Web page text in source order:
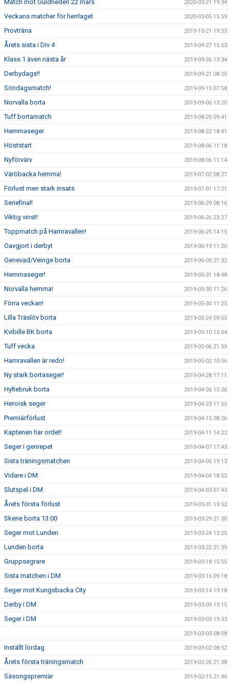
Match mot Guldheden 22 mars 2020-03-21 19:34
Veckans matcher för herrlaget 2020-03-05 15:59
Provträna 2019-10-21 19:53
Årets sista i Div 4 2019-09-27 15:53
Klass 1 även nästa år 2019-09-26 13:34
Derbydags!! 2019-09-21 08:25
Söndagsmatch! 2019-09-15 07:58
Norvalla borta 2019-09-06 13:20
Tuff bortamatch 2019-08-25 09:41
Hemmaseger 2019-08-22 18:41
Höststart 2019-08-06 11:18
Nyförvärv 2019-08-06 11:14
Väröbacka hemma! 2019-07-02 08:27
Förlust men stark insats 2019-07-01 17:21
Seriefinal! 2019-06-29 08:16
Viktig vinst! 2019-06-26 23:27
Toppmatch på Hamravallen! 2019-06-25 14:15
Oavgjort i derbyt 2019-06-19 11:20
Genevad/Veinge borta 2019-06-05 21:32
Hemmaseger! 2019-05-31 18:48
Norvalla hemma! 2019-05-30 11:26
Förra veckan! 2019-05-30 11:25
Lilla Träslöv borta 2019-05-24 09:55
Kvibille BK borta 2019-05-10 15:04
Tuff vecka 2019-05-06 21:59
Hamravallen är redo! 2019-05-02 10:56
Ny stark bortaseger! 2019-04-28 17:11
Hyltebruk borta 2019-04-26 15:36
Heroisk seger 2019-04-23 11:55
Premiärförlust 2019-04-15 08:26
Kaptenen har ordet! 2019-04-11 14:22
Seger i genrepet 2019-04-07 17:43
Sista träningsmatchen 2019-04-05 19:13
Vidare i DM 2019-04-04 18:52
Slutspel i DM 2019-04-03 07:43
Årets första förlust 2019-03-31 19:52
Skene borta 13:00 2019-03-29 21:30
Seger mot Lunden 2019-03-24 13:25
Lunden borta 2019-03-22 21:39
Gruppsegrare 2019-03-18 15:55
Sista matchen i DM 2019-03-16 09:18
Seger mot Kungsbacka City 2019-03-14 19:18
Derby i DM 2019-03-09 13:15
Seger i DM 2019-03-03 19:33
2019-03-03 08:08
Inställt lördag 2019-03-02 08:52
Årets första träningsmatch 2019-02-26 21:38
Säsongspremiär 2019-02-15 21:46